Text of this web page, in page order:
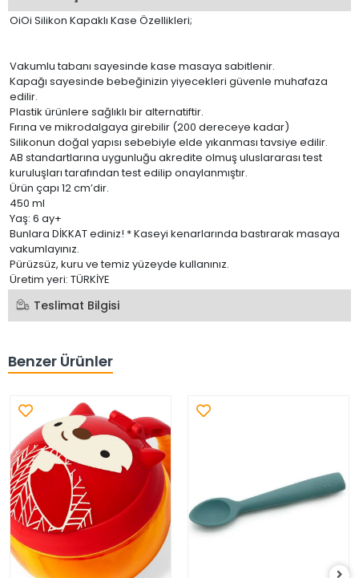
OiOi Silikon Kapaklı Kase Özellikleri;
Vakumlu tabanı sayesinde kase masaya sabitlenir.
Kapağı sayesinde bebeğinizin yiyecekleri güvenle muhafaza
edilir.
Plastik ürünlere sağlıklı bir alternatiftir.
Fırına ve mikrodalgaya girebilir (200 dereceye kadar)
Silikonun doğal yapısı sebebiyle elde yıkanması tavsiye edilir.
AB standartlarına uygunluğu akredite olmuş uluslararası test
kuruluşları tarafından test edilip onaylanmıştır.
Ürün çapı 12 cm’dir.
450 ml
Yaş: 6 ay+
Bunlara DİKKAT ediniz! * Kaseyi kenarlarında bastırarak masaya
vakumlayınız.
Pürüzsüz, kuru ve temiz yüzeyde kullanınız.
Üretim yeri: TÜRKİYE
Teslimat Bilgisi
Benzer Ürünler